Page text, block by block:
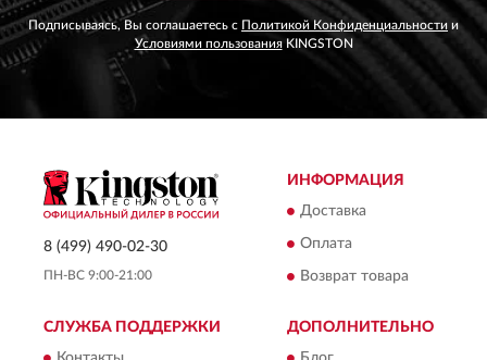
Подписываясь, Вы соглашаетесь с Политикой Конфиденциальности и
Условиями пользованияKINGSTON
8 (499) 490-02-30
ПН-ВС 9:00-21:00
ИНФОРМАЦИЯ
Доставка
Оплата
Возврат товара
СЛУЖБА ПОДДЕРЖКИ ДОПОЛНИТЕЛЬНО